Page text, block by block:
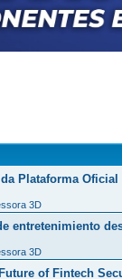
Plataforma Oficial
3D
entretenimiento
3D
of Fintech